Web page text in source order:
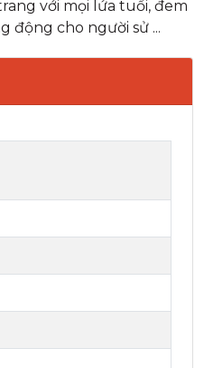
với mọi lứa tuổi, đem
động cho người sử ...